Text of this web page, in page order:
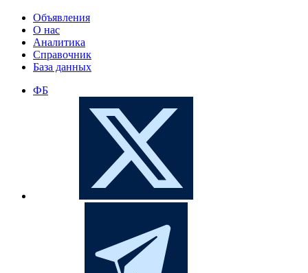
Объявления
О нас
Аналитика
Справочник
База данных
ФБ